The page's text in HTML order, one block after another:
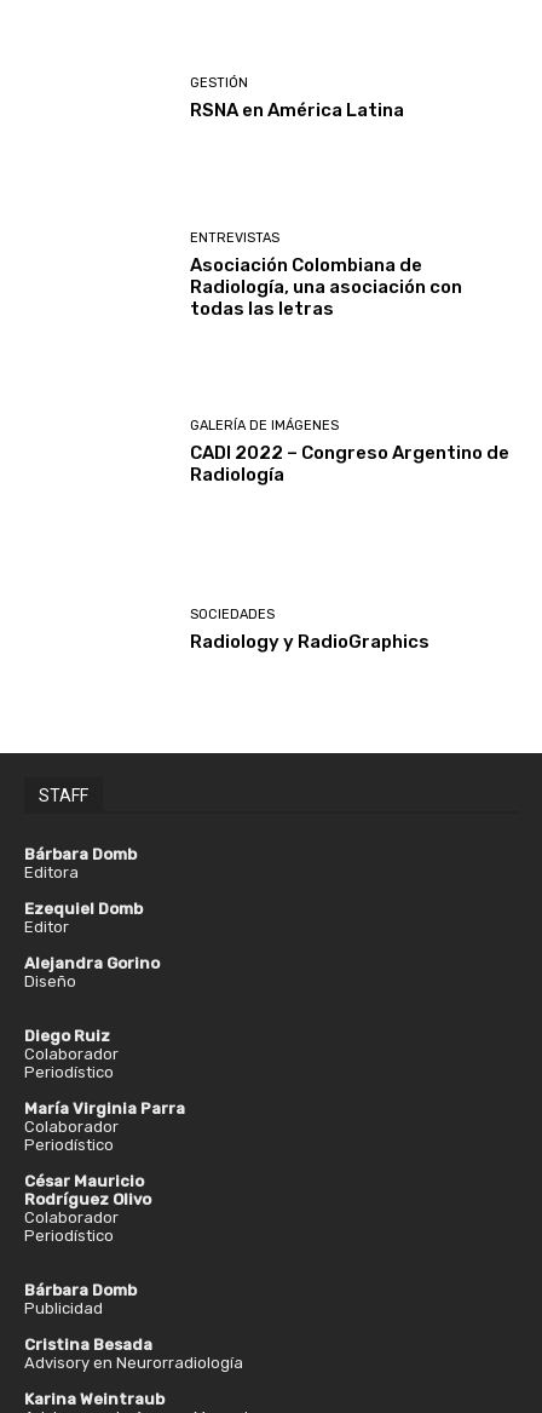
GESTIÓN
RSNA en América Latina
ENTREVISTAS
Asociación Colombiana de
Radiología, una asociación con
todas las letras
GALERÍA DE IMÁGENES
CADI 2022 – Congreso Argentino de
Radiología
SOCIEDADES
Radiology y RadioGraphics
STAFF
Bárbara Domb
Editora
Ezequiel Domb
Editor
Alejandra Gorino
Diseño
Diego Ruiz
Colaborador
Periodístico
María Virginia Parra
Colaborador
Periodístico
César Mauricio
Rodríguez Olivo
Colaborador
Periodístico
Bárbara Domb
Publicidad
Cristina Besada
Advisory en Neurorradiología
Karina Weintraub